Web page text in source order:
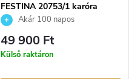
FESTINA 20753/1 karóra
Akár 100 napos
visszaküldési lehetőség. Hivatalos
márkakereskedő.
49 900 Ft
Külső raktáron